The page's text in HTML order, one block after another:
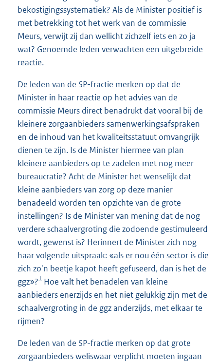
bekostigingssystematiek? Als de Minister positief is
met betrekking tot het werk van de commissie
Meurs, verwijt zij dan wellicht zichzelf iets en zo ja
wat? Genoemde leden verwachten een uitgebreide
reactie.
De leden van de SP-fractie merken op dat de
Minister in haar reactie op het advies van de
commissie Meurs direct benadrukt dat vooral bij de
kleinere zorgaanbieders samenwerkingsafspraken
en de inhoud van het kwaliteitsstatuut omvangrijk
dienen te zijn. Is de Minister hiermee van plan
kleinere aanbieders op te zadelen met nog meer
bureaucratie? Acht de Minister het wenselijk dat
kleine aanbieders van zorg op deze manier
benadeeld worden ten opzichte van de grote
instellingen? Is de Minister van mening dat de nog
verdere schaalvergroting die zodoende gestimuleerd
wordt, gewenst is? Herinnert de Minister zich nog
haar volgende uitspraak: «als er nou één sector is die
zich zo'n beetje kapot heeft gefuseerd, dan is het de
ggz»?1 Hoe valt het benadelen van kleine
aanbieders enerzijds en het niet gelukkig zijn met de
schaalvergroting in de ggz anderzijds, met elkaar te
rijmen?
De leden van de SP-fractie merken op dat grote
zorgaanbieders weliswaar verplicht moeten ingaan